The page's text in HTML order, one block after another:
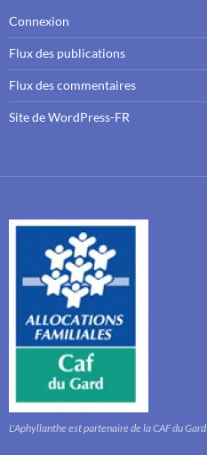
Connexion
Flux des publications
Flux des commentaires
Site de WordPress-FR
L'Aphyllanthe est partenaire de la CAF du Gard